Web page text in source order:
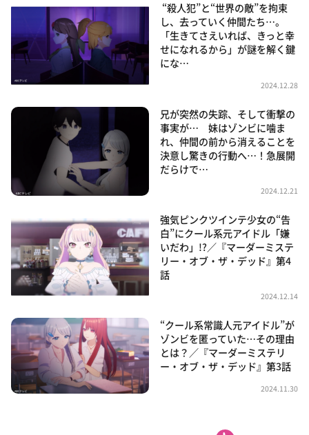
“殺人犯”と“世界の敵”を拘束
し、去っていく仲間たち…。
「生きてさえいれば、きっと幸
せになれるから」が謎を解く鍵
にな…
2024.12.28
兄が突然の失踪、そして衝撃の
事実が… 妹はゾンビに噛ま
れ、仲間の前から消えることを
決意し驚きの行動へ…！急展開
だらけで…
2024.12.21
強気ピンクツインテ少女の“告
白”にクール系元アイドル「嫌
いだわ」!?／『マーダーミステ
リー・オブ・ザ・デッド』第4
話
2024.12.14
“クール系常識人元アイドル”が
ゾンビを匿っていた…その理由
とは？／『マーダーミステリ
ー・オブ・ザ・デッド』第3話
2024.11.30